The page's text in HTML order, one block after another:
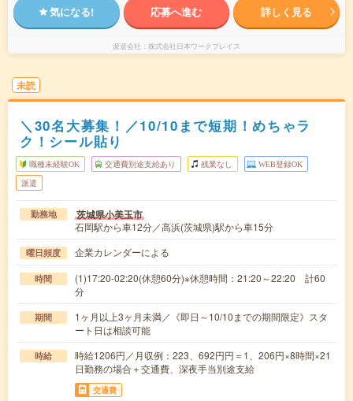
気になる! 応募へ進む 詳しく見る
派遣会社 株式会社日本ワークプレイス
未読
＼30名大募集！／10/10まで短期！めちゃラ
ク！シール貼り
職種未経験OK 交通費別途支給あり 残業なし WEB登録OK
派遣
勤務地 茨城県小美玉市
石岡駅から車12分／高浜(茨城県)駅から車15分
曜日頻度 企業カレンダーによる
時間
(1)17:20-02:20(休憩60分)※休憩時間：21:20～22:20 計60
分
期間
1ヶ月以上3ヶ月未満／《即日～10/10までの期間限定》スタ
ート日は相談可能
時給
時給1206円／月収例：223、692円円＝1、206円×8時間×21
日勤務の場合＋交通費、深夜手当別途支給
交通費